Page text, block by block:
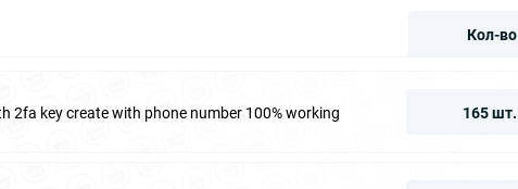
Кол-во
2fa key create with phone number 100% working 165 шт.